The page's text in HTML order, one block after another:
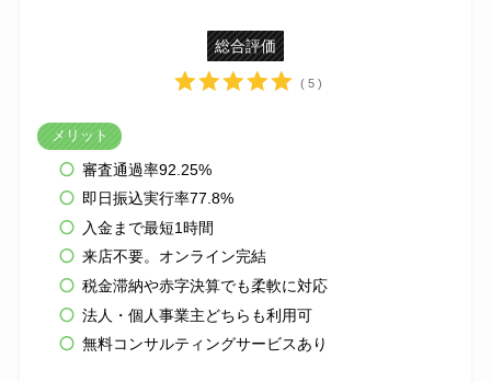
総合評価
( 5 )
メリット
審査通過率92.25%
即日振込実行率77.8%
入金まで最短1時間
来店不要。オンライン完結
税金滞納や赤字決算でも柔軟に対応
法人・個人事業主どちらも利用可
無料コンサルティングサービスあり